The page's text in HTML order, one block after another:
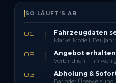
SO LÄUFT’S AB
01 Fahrzeugdaten
Marke, Modell,
02 Angebot erhalten
Verbindlich — in
03 Abholung &